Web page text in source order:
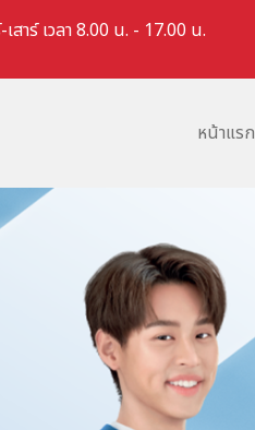
สาร์ เวลา 8.00 น. - 17.00 น.
หน้าแรก